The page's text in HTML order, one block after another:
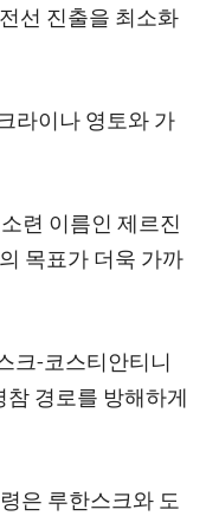
선 진출을 최소화
라이나 영토와 가
련 이름인 제르진
목표가 더욱 가까
크-코스티안티니
경로를 방해하게
은 루한스크와 도